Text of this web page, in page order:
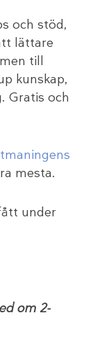
och stöd,
lättare
till
kunskap,
Gratis och
mesta.
under
om 2-